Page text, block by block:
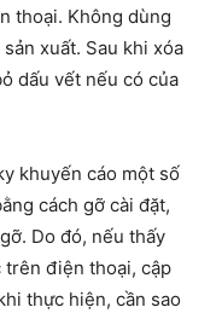
thoại. Không dùng
xuất. Sau khi xóa
dấu vết nếu có của
khuyến cáo một số
cách gỡ cài đặt,
Do đó, nếu thấy
trên điện thoại, cập
thực hiện, cần sao